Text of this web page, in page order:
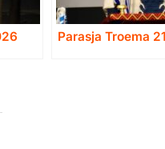
Parasja Troema